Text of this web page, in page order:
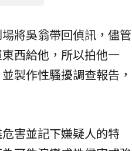
將吳翁帶回偵訊，儘管
西給他，所以拍他一
製作性騷擾調查報告，
害並記下嫌疑人的特